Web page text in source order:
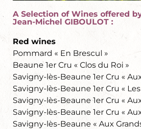
A Selection of Wines offered
Jean-Michel GIBOULOT :
Red wines
Pommard « En Brescul »
Beaune 1er Cru « Clos du Roi »
Savigny-lès-Beaune 1er Cru «
Savigny-lès-Beaune 1er Cru «
Savigny-lès-Beaune 1er Cru «
Savigny-lès-Beaune 1er Cru «
Savigny-lès-Beaune « Aux